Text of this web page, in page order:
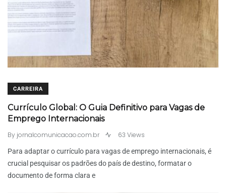
CARREIRA
Currículo Global: O Guia Definitivo para Vagas de
Emprego Internacionais
By jornalcomunicacao.com.br 63 Views
Para adaptar o currículo para vagas de emprego internacionais, é
crucial pesquisar os padrões do país de destino, formatar o
documento de forma clara e